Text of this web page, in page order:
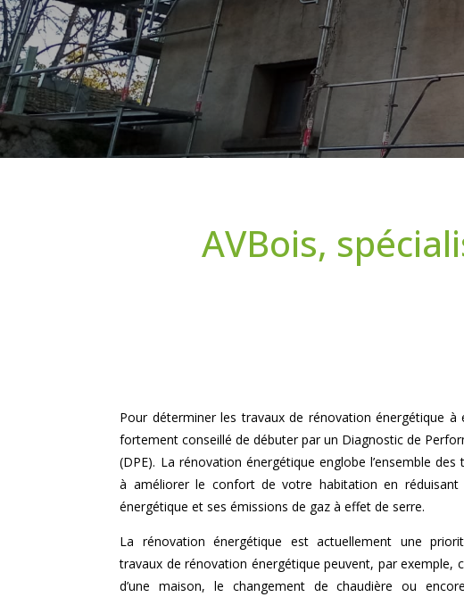
AVBois,
Pour déterminer les travaux de rénovation énergétique à
fortement conseillé de débuter par un Diagnostic de
(DPE). La rénovation énergétique englobe l’ensemble
à améliorer le confort de votre habitation en réduisant
énergétique et ses émissions de gaz à effet de serre.
La rénovation énergétique est actuellement une
travaux de rénovation énergétique peuvent, par exemple,
d’une maison, le changement de chaudière ou encore